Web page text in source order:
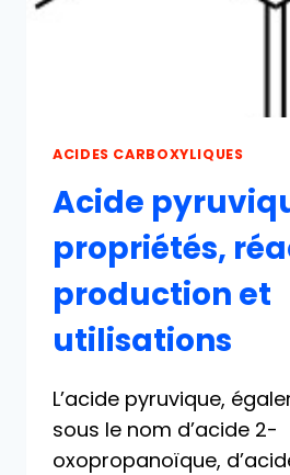
ACIDES CARBOXYLIQUES
Acide
propriétés,
production et
utilisations
L’acide pyruvique,
sous le nom d’acide 2-
oxopropanoïque,